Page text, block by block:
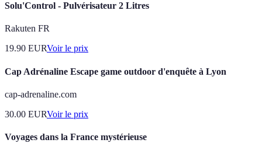
Solu'Control - Pulvérisateur 2 Litres
Rakuten FR
19.90 EURVoir le prix
Cap Adrénaline Escape game outdoor d'enquête à Lyon
cap-adrenaline.com
30.00 EURVoir le prix
Voyages dans la France mystérieuse